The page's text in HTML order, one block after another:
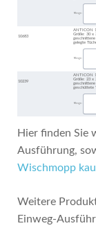
Menge:
10683
ANTICON
Größe: 30 x
gelegte
Menge:
10239
ANTICON
Größe: 23 x
geschüttete
Menge:
Hier finden Sie
Ausführung,
Wischmopp
Weitere
Einweg-